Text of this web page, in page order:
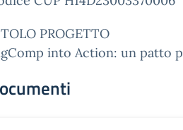
PROGETTO
into Action: un patto